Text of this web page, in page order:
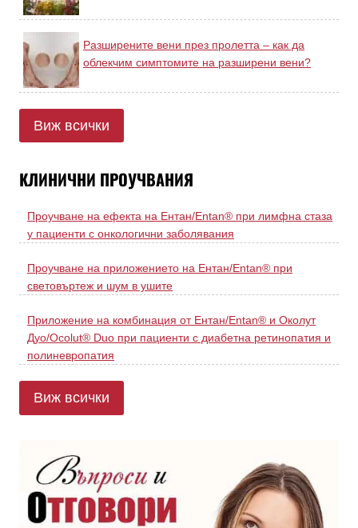
Разширените вени през пролетта – как да
облекчим симптомите на разширени вени?
Виж всички
КЛИНИЧНИ ПРОУЧВАНИЯ
Проучване на ефекта на Ентан/Entan® при лимфна стаза
у пациенти с онкологични заболявания
Проучване на приложението на Ентан/Entan® при
световъртеж и шум в ушите
Приложение на комбинация от Ентан/Entan® и Околут
Дуо/Ocolut® Duo при пациенти с диабетна ретинопатия и
полиневропатия
Виж всички